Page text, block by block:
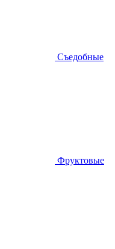
Съедобные
Фруктовые